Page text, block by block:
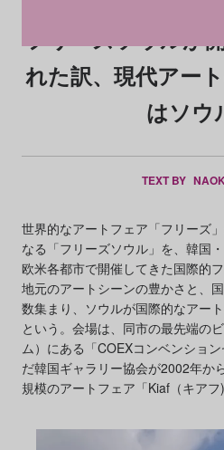
フリーズソウルが
れた訳、現代アー
はソウ
TEXT BY
世界的なアートフェア「フリーズ
なる「フリーズソウル」を、韓国
欧米各都市で開催してきた国際的
地元のアートシーンの豊かさと、
数集まり、ソウルが国際的なアー
という。会場は、同市の最先端の
ム）にある「COEXコンベンショ
だ韓国ギャラリー協会が2002年か
規模のアートフェア「Kiaf（キアフ